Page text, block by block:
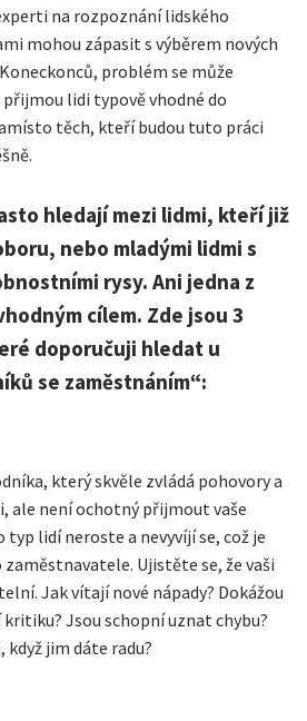
na rozpoznání lidského
mohou zápasit s výběrem nových
problém se může
lidi typově vhodné do
těch, kteří budou tuto práci
hledají mezi lidmi, kteří již
nebo mladými lidmi s
rysy. Ani jedna z
cílem. Zde jsou 3
doporučuji hledat u
se zaměstnáním“:
který skvěle zvládá pohovory a
ale není ochotný přijmout vaše
typ lidí neroste a nevyvíjí se, což je
Ujistěte se, že vaši
Jak vítají nové nápady? Dokážou
Jsou schopní uznat chybu?
jim dáte radu?